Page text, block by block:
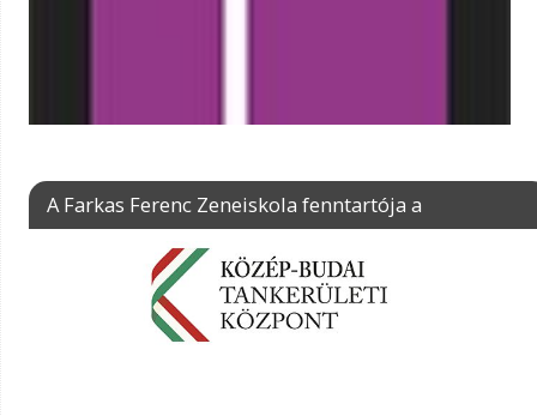
A Farkas Ferenc Zeneiskola fenntartója a